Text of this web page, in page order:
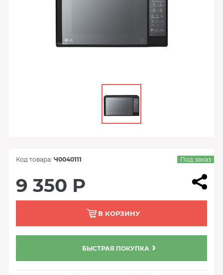
Код товара: Ч0040111 Под заказ
9 350 Р
В КОРЗИНУ
БЫСТРАЯ ПОКУПКА